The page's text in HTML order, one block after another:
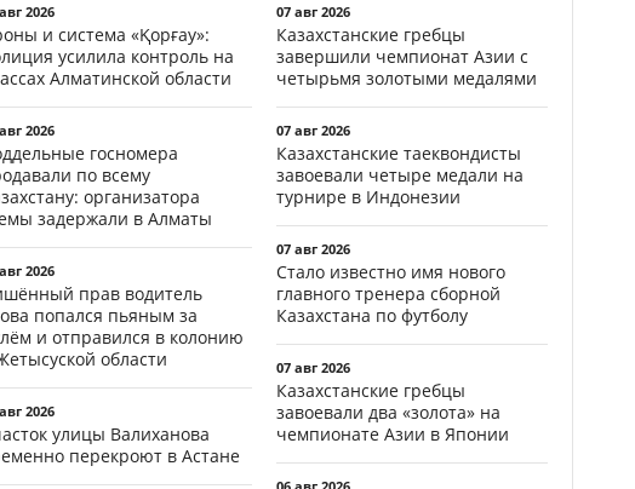
2026
и система «Қорғау»:
усилила контроль на
Алматинской области
2026
госномера
по всему
организатора
задержали в Алматы
2026
прав водитель
попался пьяным за
и отправился в колонию
области
2026
улицы Валиханова
перекроют в Астане
07 авг 2026
Казахстанские гребцы
завершили чемпионат Азии с
четырьмя золотыми медалями
07 авг 2026
Казахстанские таеквондисты
завоевали четыре медали на
турнире в Индонезии
07 авг 2026
Стало известно имя нового
главного тренера сборной
Казахстана по футболу
07 авг 2026
Казахстанские гребцы
завоевали два «золота» на
чемпионате Азии в Японии